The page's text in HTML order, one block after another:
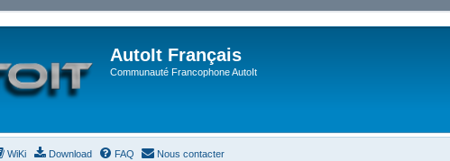
AutoIt Français
Communauté Francophone AutoIt
WiKi Download FAQ Nous contacter